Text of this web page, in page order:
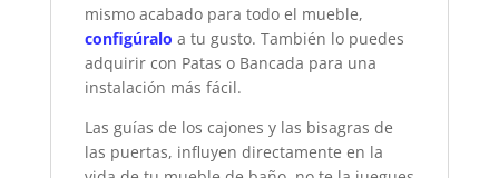
mismo acabado para todo el mueble,
configúralo a tu gusto. También lo puedes
adquirir con Patas o Bancada para una
instalación más fácil.
Las guías de los cajones y las bisagras de
las puertas, influyen directamente en la